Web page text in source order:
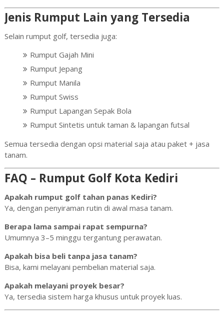
Jenis Rumput Lain yang Tersedia
Selain rumput golf, tersedia juga:
Rumput Gajah Mini
Rumput Jepang
Rumput Manila
Rumput Swiss
Rumput Lapangan Sepak Bola
Rumput Sintetis untuk taman & lapangan futsal
Semua tersedia dengan opsi material saja atau paket + jasa
tanam.
FAQ – Rumput Golf Kota Kediri
Apakah rumput golf tahan panas Kediri?
Ya, dengan penyiraman rutin di awal masa tanam.
Berapa lama sampai rapat sempurna?
Umumnya 3–5 minggu tergantung perawatan.
Apakah bisa beli tanpa jasa tanam?
Bisa, kami melayani pembelian material saja.
Apakah melayani proyek besar?
Ya, tersedia sistem harga khusus untuk proyek luas.